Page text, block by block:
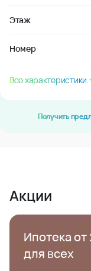
Этаж
Номер
Все характеристики
Получить
Акции
Ипотека от
для всех